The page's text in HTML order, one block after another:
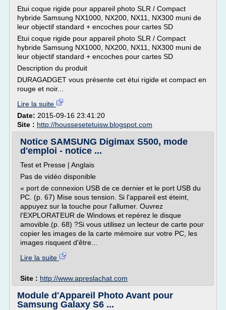
Etui coque rigide pour appareil photo SLR / Compact
hybride Samsung NX1000, NX200, NX11, NX300 muni de
leur objectif standard + encoches pour cartes SD
Etui coque rigide pour appareil photo SLR / Compact
hybride Samsung NX1000, NX200, NX11, NX300 muni de
leur objectif standard + encoches pour cartes SD
Description du produit
DURAGADGET vous présente cet étui rigide et compact en
rouge et noir...
Lire la suite
Date: 2015-09-16 23:41:20
Site : http://houssesetetuisw.blogspot.com
Notice SAMSUNG Digimax S500, mode
d'emploi - notice ...
Test et Presse | Anglais
Pas de vidéo disponible
« port de connexion USB de ce dernier et le port USB du
PC. (p. 67) Mise sous tension. Si l'appareil est éteint,
appuyez sur la touche pour l'allumer. Ouvrez
l'EXPLORATEUR de Windows et repérez le disque
amovible.(p. 68) ?Si vous utilisez un lecteur de carte pour
copier les images de la carte mémoire sur votre PC, les
images risquent d'être...
Lire la suite
Site : http://www.apreslachat.com
Module d'Appareil Photo Avant pour
Samsung Galaxy S6 ...